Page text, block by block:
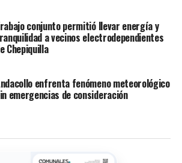
conjunto permitió llevar energía y
a vecinos electrodependientes
Chepiquilla
enfrenta fenómeno meteorológico
emergencias de consideración